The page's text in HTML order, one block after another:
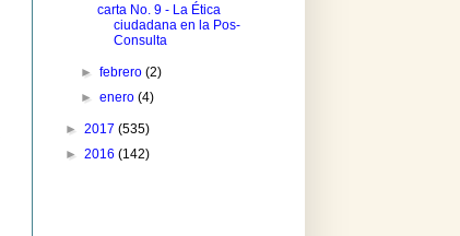
carta No. 9 - La Ética
ciudadana en la Pos-
Consulta
►febrero(2)
►enero(4)
► 2017 (535)
► 2016 (142)